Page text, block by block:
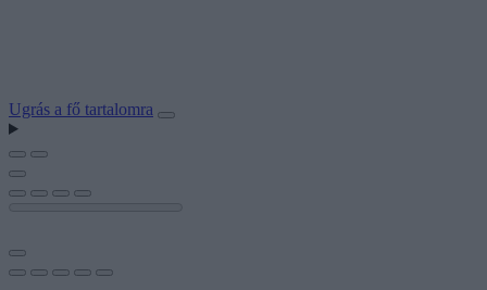
Ugrás a fő tartalomra